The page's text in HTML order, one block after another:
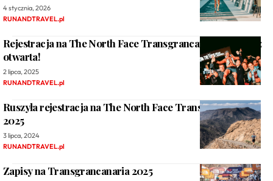
4 stycznia, 2026
RUNANDTRAVEL.pl
Rejestracja na The North Face Transgrancanaria 2026 już
otwarta!
2 lipca, 2025
RUNANDTRAVEL.pl
Ruszyła rejestracja na The North Face Transgrancanaria
2025
3 lipca, 2024
RUNANDTRAVEL.pl
Zapisy na Transgrancanaria 2025